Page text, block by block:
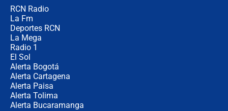
RCN Radio
La Fm
Deportes RCN
La Mega
Radio 1
El Sol
Alerta Bogotá
Alerta Cartagena
Alerta Paisa
Alerta Tolima
Alerta Bucaramanga